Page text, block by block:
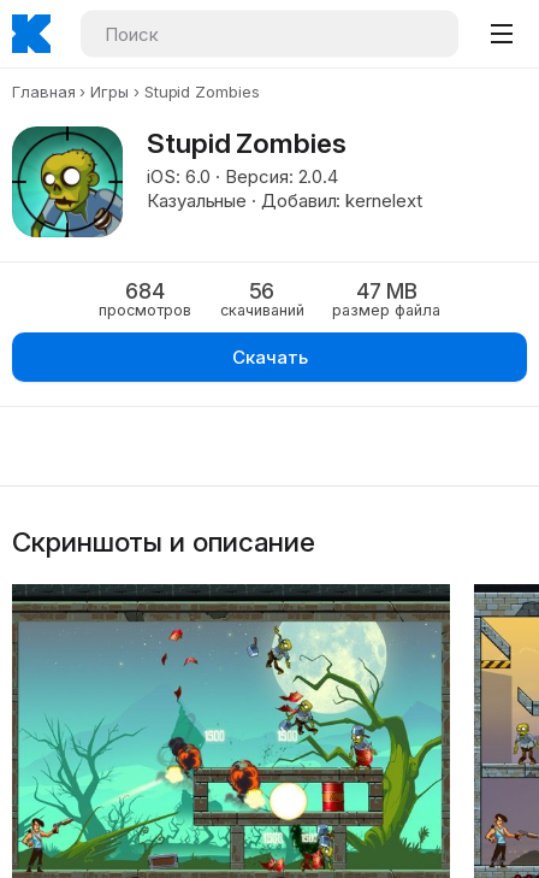
Главная Игры Stupid Zombies
Stupid Zombies
iOS: 6.0 · Версия: 2.0.4
Казуальные · Добавил: kernelext
684
просмотров
56
скачиваний
47 MB
размер файла
Скачать
Скриншоты и описание